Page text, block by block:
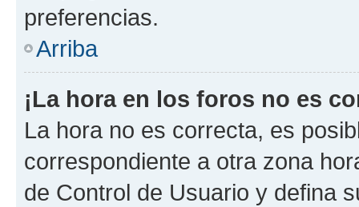
preferencias.
Arriba
¡La hora en los foros no es
La hora no es correcta, es
correspondiente a otra zona
de Control de Usuario y defina